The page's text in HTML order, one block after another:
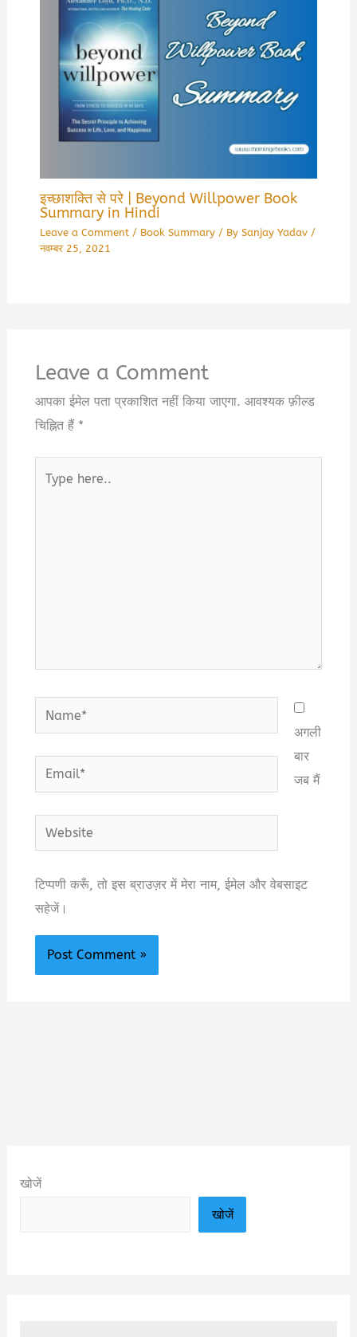
इच्छाशक्ति से परे | Beyond Willpower Book
Summary in Hindi
Leave a Comment / Book Summary/ By Sanjay Yadav /
नवम्बर 25, 2021
Leave a Comment
आपका ईमेल पता प्रकाशित नहीं किया जाएगा. आवश्यक फ़ील्ड
चिह्नित हैं *
here..
Name*
Email*
Website
अगली
बार
जब मैं
टिप्पणी करूँ, तो इस ब्राउज़र में मेरा नाम, ईमेल और वेबसाइट
सहेजें।
खोजें
खोजें